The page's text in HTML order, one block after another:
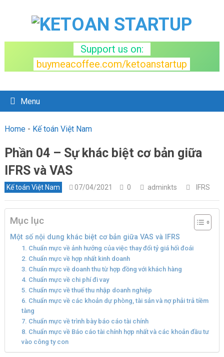
Support us on:
buymeacoffee.com/ketoanstartup
Menu
Home- Kế toán Việt Nam
Phần 04 – Sự khác biệt cơ bản giữa
IFRS và VAS
Kế toán Việt Nam 07/04/2021 0 adminkts IFRS
Mục lục
Một số nội dung khác biệt cơ bản giữa VAS và IFRS
1. Chuẩn mực về ảnh hưởng của việc thay đổi tỷ giá hối đoái
2. Chuẩn mực về hợp nhất kinh doanh
3. Chuẩn mực về doanh thu từ hợp đồng với khách hàng
4. Chuẩn mực về chi phí đi vay
5. Chuẩn mực về thuế thu nhập doanh nghiệp
6. Chuẩn mực về các khoản dự phòng, tài sản và nợ phải trả tiềm
tàng
7. Chuẩn mực về trình bày báo cáo tài chính
8. Chuẩn mực về Báo cáo tài chính hợp nhất và các khoản đầu tư
vào công ty con